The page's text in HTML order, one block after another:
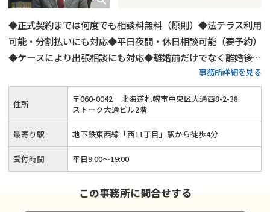
◆正式契約までは何度でも相談料無料（原則）◆法テラス利用
可能・分割払いにも対応◆平日夜間・休日相談可能（要予約）
◆ケースにより出張相談にも対応◆離婚前だけでなく離婚後の
事務所詳細を見る
住所 〒060-0042
北海道札幌市中央区大通西8-2-38
ストーク大通ビル2階
最寄り駅 地下鉄東西線「西11丁目」駅から徒歩4分
受付時間 平日9:00〜19:00
この事務所に問合せする